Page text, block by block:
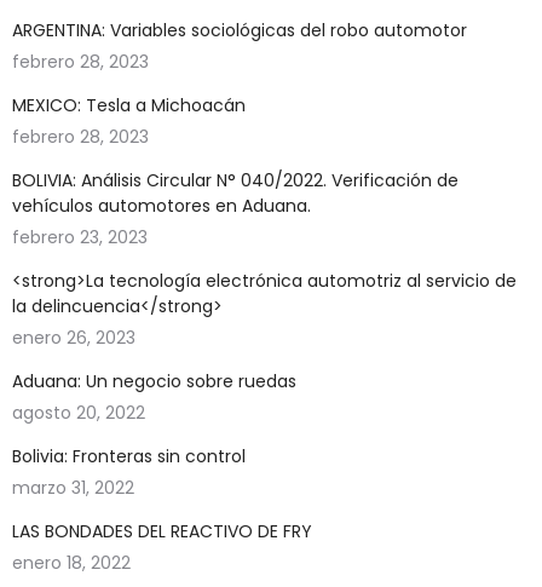
ARGENTINA: Variables sociológicas del robo automotor
febrero 28, 2023
MEXICO: Tesla a Michoacán
febrero 28, 2023
BOLIVIA: Análisis Circular N° 040/2022. Verificación de
vehículos automotores en Aduana.
febrero 23, 2023
<strong>La tecnología electrónica automotriz al servicio de
la delincuencia</strong>
enero 26, 2023
Aduana: Un negocio sobre ruedas
agosto 20, 2022
Bolivia: Fronteras sin control
marzo 31, 2022
LAS BONDADES DEL REACTIVO DE FRY
enero 18, 2022